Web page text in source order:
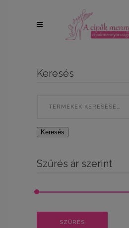
Keresés
Keresés
Szűrés ár szerint
SZŰRÉS